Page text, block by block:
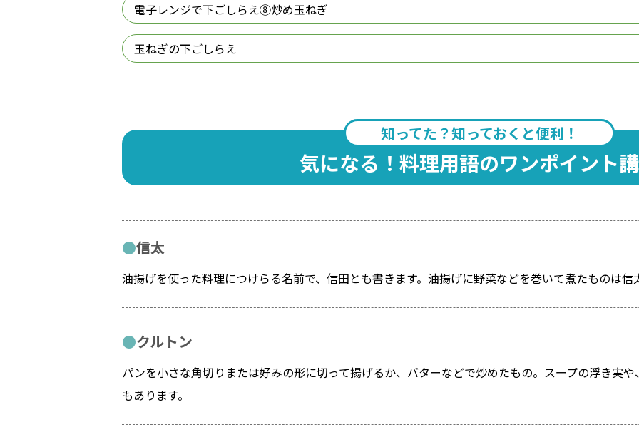
電子レンジで下ごしらえ⑧炒め玉ねぎ
玉ねぎの下ごしらえ
知ってた？知っておくと便利！
気になる！料理用語のワンポイント
信太
油揚げを使った料理につけらる名前で、信田とも書きます。油揚げに野菜などを巻いて煮たものは信
クルトン
パンを小さな角切りまたは好みの形に切って揚げるか、バターなどで炒めたもの。スープの浮き実
もあります。